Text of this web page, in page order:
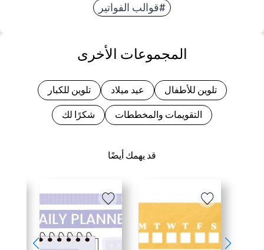
#قوالب الفواتير
قد يهمك أيضًا
المجموعات الأخرى
تلوين للأطفال عيد ميلاد تلوين للكبار
التقويمات والمخططات شكرًا لك